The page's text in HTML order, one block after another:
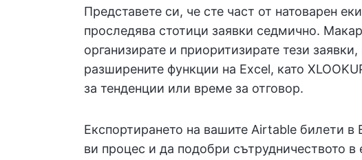
Представете си, че сте част от натоварен
проследява стотици заявки седмично.
организирате и приоритизирате тези
разширените функции на Excel, като
за тенденции или време за отговор.
Експортирането на вашите Airtable билети
ви процес и да подобри сътрудничеството